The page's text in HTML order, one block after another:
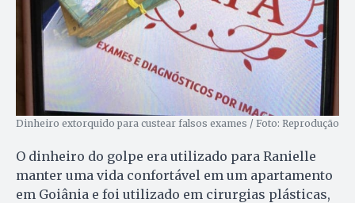
Dinheiro extorquido para custear falsos exames / Foto: Reprodução
O dinheiro do golpe era utilizado para Ranielle
manter uma vida confortável em um apartamento
em Goiânia e foi utilizado em cirurgias plásticas,